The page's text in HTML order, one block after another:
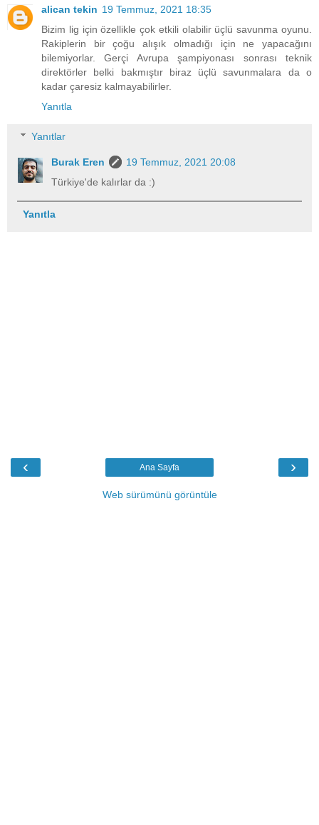
alican tekin 19 Temmuz, 2021 18:35
Bizim lig için özellikle çok etkili olabilir üçlü savunma oyunu.
Rakiplerin bir çoğu alışık olmadığı için ne yapacağını
bilemiyorlar. Gerçi Avrupa şampiyonası sonrası teknik
direktörler belki bakmıştır biraz üçlü savunmalara da o
kadar çaresiz kalmayabilirler.
Yanıtla
Yanıtlar
Burak Eren
19 Temmuz, 2021 20:08
Türkiye'de kalırlar da :)
Yanıtla
‹ ›
Ana Sayfa
Web sürümünü görüntüle